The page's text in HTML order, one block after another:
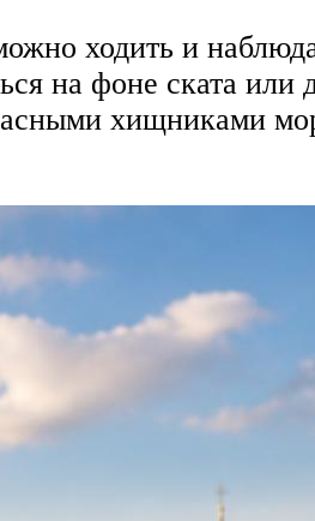
ходить и
на фоне ската или
хищниками